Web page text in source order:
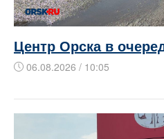
Центр Орска в
06.08.2026 / 10:05